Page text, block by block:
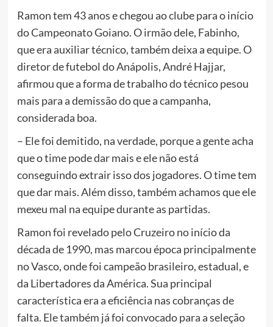
Ramon tem 43 anos e chegou ao clube para o início
do Campeonato Goiano. O irmão dele, Fabinho,
que era auxiliar técnico, também deixa a equipe. O
diretor de futebol do Anápolis, André Hajjar,
afirmou que a forma de trabalho do técnico pesou
mais para a demissão do que a campanha,
considerada boa.
– Ele foi demitido, na verdade, porque a gente acha
que o time pode dar mais e ele não está
conseguindo extrair isso dos jogadores. O time tem
que dar mais. Além disso, também achamos que ele
mexeu mal na equipe durante as partidas.
Ramon foi revelado pelo Cruzeiro no início da
década de 1990, mas marcou época principalmente
no Vasco, onde foi campeão brasileiro, estadual, e
da Libertadores da América. Sua principal
característica era a eficiência nas cobranças de
falta. Ele também já foi convocado para a seleção